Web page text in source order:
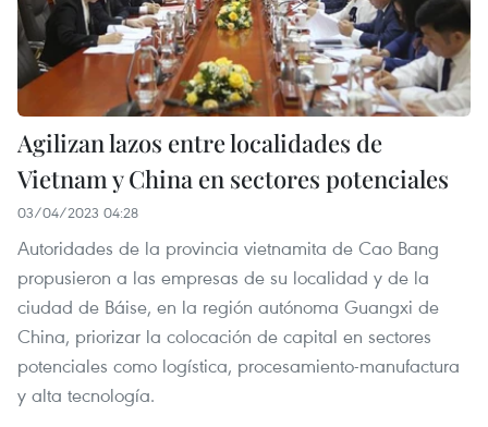
Agilizan lazos entre localidades de
Vietnam y China en sectores potenciales
03/04/2023 04:28
Autoridades de la provincia vietnamita de Cao Bang
propusieron a las empresas de su localidad y de la
ciudad de Báise, en la región autónoma Guangxi de
China, priorizar la colocación de capital en sectores
potenciales como logística, procesamiento-manufactura
y alta tecnología.